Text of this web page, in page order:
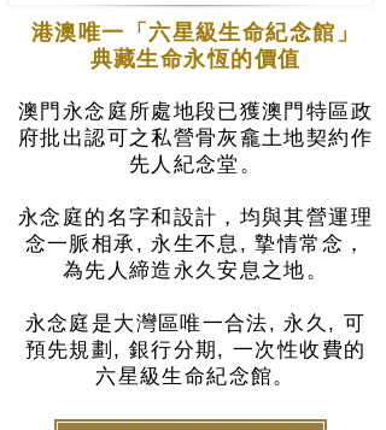
港澳唯一「六星級生命紀念館」
典藏生命永恆的價值
澳門永念庭所處地段已獲澳門特區政
府批出認可之私營骨灰龕土地契約作
先人紀念堂。
永念庭的名字和設計，均與其營運理
念一脈相承, 永生不息, 摯情常念，
為先人締造永久安息之地。
永念庭是大灣區唯一合法, 永久, 可
預先規劃, 銀行分期, 一次性收費的
六星級生命紀念館。